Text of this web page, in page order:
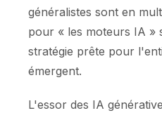
généralistes sont en
pour « les moteurs IA »
stratégie prête pour
émergent.
L'essor des IA